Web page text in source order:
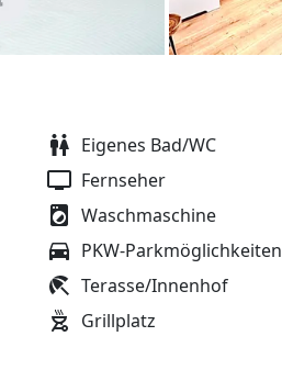
Eigenes Bad/WC
Fernseher
Waschmaschine
PKW-Parkmöglichkeiten
Terasse/Innenhof
Grillplatz